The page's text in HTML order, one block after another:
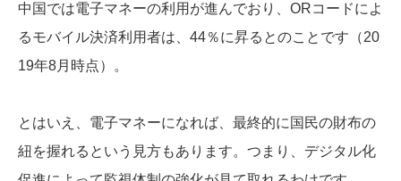
中国では電子マネーの利用が進んでおり、ORコードによ
るモバイル決済利用者は、44％に昇るとのことです（20
19年8月時点）。
とはいえ、電子マネーになれば、最終的に国民の財布の
紐を握れるという見方もあります。つまり、デジタル化